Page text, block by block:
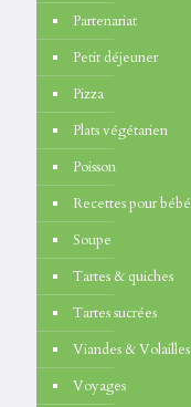
Partenariat
Petit déjeuner
Pizza
Plats végétarien
Poisson
Recettes pour bébé
Soupe
Tartes & quiches
Tartes sucrées
Viandes & Volailles
Voyages